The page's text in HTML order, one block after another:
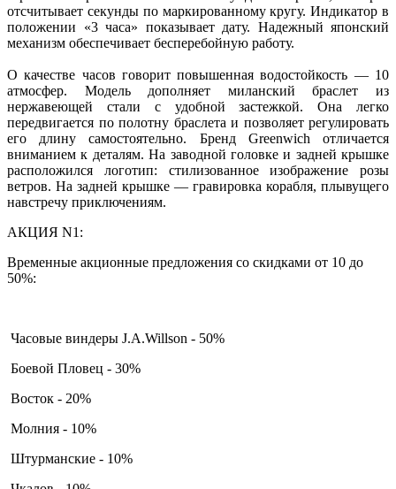
отсчитывает секунды по маркированному кругу. Индикатор в
положении «3 часа» показывает дату. Надежный японский
механизм обеспечивает бесперебойную работу.
О качестве часов говорит повышенная водостойкость — 10
атмосфер. Модель дополняет миланский браслет из
нержавеющей стали с удобной застежкой. Она легко
передвигается по полотну браслета и позволяет регулировать
его длину самостоятельно. Бренд Greenwich отличается
вниманием к деталям. На заводной головке и задней крышке
расположился логотип: стилизованное изображение розы
ветров. На задней крышке — гравировка корабля, плывущего
навстречу приключениям.
АКЦИЯ N1:
Временные акционные предложения со скидками от 10 до
50%:
Часовые виндеры J.A.Willson - 50%
Боевой Пловец - 30%
Восток - 20%
Молния - 10%
Штурманские - 10%